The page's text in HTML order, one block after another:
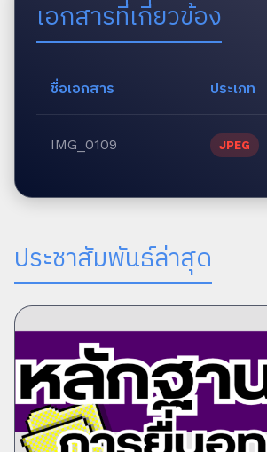
เอกสารที่เกี่ยวข้อง
ชื่อเอกสาร ประเภท
IMG_0109 JPEG
ประชาสัมพันธ์ล่าสุด